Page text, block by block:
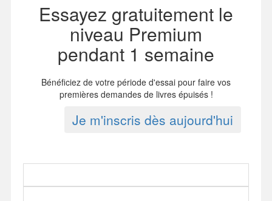
Essayez gratuitement le
niveau Premium
pendant 1 semaine
Bénéficiez de votre période d'essai pour faire vos
premières demandes de livres épuisés !
Je m'inscris dès aujourd'hui